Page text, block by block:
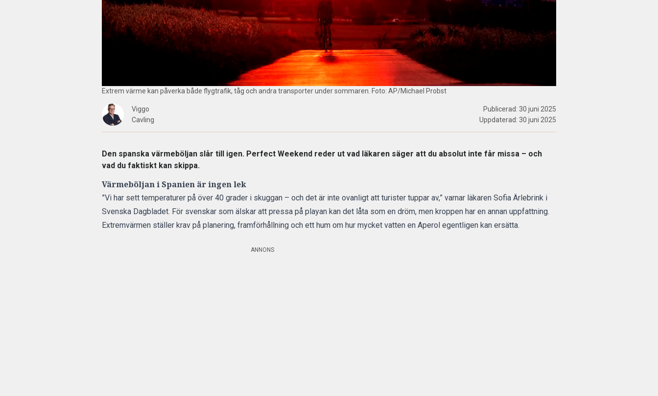
Extrem värme kan påverka både flygtrafik, tåg och andra transporter under sommaren. Foto: AP/Michael Probst
Viggo
Cavling
Publicerad: 30 juni 2025
Uppdaterad: 30 juni 2025
Den spanska värmeböljan slår till igen. Perfect Weekend reder ut vad läkaren säger att du absolut inte får missa – och
vad du faktiskt kan skippa.
Värmeböljan i Spanien är ingen lek
”Vi har sett temperaturer på över 40 grader i skuggan – och det är inte ovanligt att turister tuppar av,” varnar läkaren Sofia Ärlebrink i
Svenska Dagbladet. För svenskar som älskar att pressa på playan kan det låta som en dröm, men kroppen har en annan uppfattning.
Extremvärmen ställer krav på planering, framförhållning och ett hum om hur mycket vatten en Aperol egentligen kan ersätta.
ANNONS